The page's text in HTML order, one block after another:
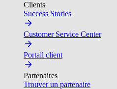
Clients
Success Stories
Customer Service Center
Portail client
Partenaires
Trouver un partenaire